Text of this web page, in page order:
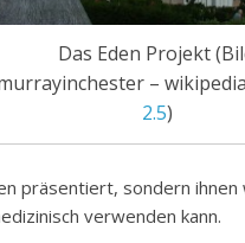
Das Eden Projekt
– wikipedia
2.5)
präsentiert, sondern
verwenden kann.